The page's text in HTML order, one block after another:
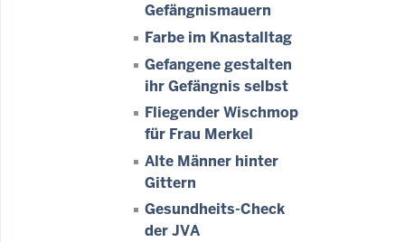
Gefängnismauern
Farbe im Knastalltag
Gefangene gestalten
ihr Gefängnis selbst
Fliegender Wischmop
für Frau Merkel
Alte Männer hinter
Gittern
Gesundheits-Check
der JVA